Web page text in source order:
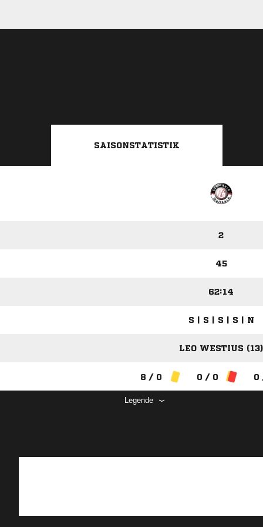
SAISONSTATISTIK
2
45
62:14
S | S | S | S | N
LEO WESTIUS (13)
8 / 0 0 / 0 0
Legende